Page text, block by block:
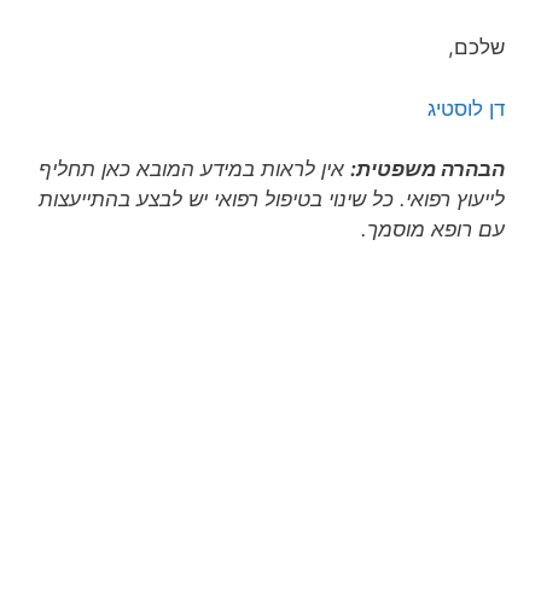
שלכם,
דן לוסטיג
הבהרה משפטית: אין לראות במידע המובא כאן תחליף
לייעוץ רפואי. כל שינוי בטיפול רפואי יש לבצע בהתייעצות
עם רופא מוסמך.